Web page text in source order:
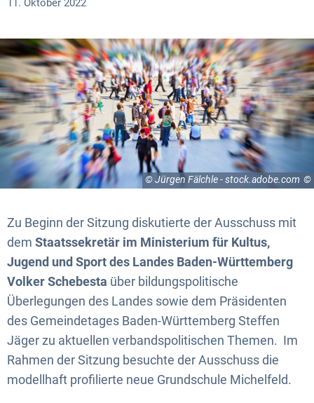
11. Oktober 2022
© Jürgen Fälchle - stock.adobe.com
Zu Beginn der Sitzung diskutierte der Ausschuss mit
dem Staatssekretär im Ministerium für Kultus,
Jugend und Sport des Landes Baden-Württemberg
Volker Schebesta über bildungspolitische
Überlegungen des Landes sowie dem Präsidenten
des Gemeindetages Baden-Württemberg Steffen
Jäger zu aktuellen verbandspolitischen Themen. Im
Rahmen der Sitzung besuchte der Ausschuss die
modellhaft profilierte neue Grundschule Michelfeld.